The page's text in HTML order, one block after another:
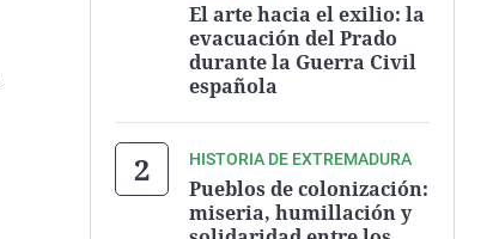
El arte hacia el exilio: la
evacuación del Prado
durante la Guerra Civil
española
HISTORIA DE EXTREMADURA
Pueblos de colonización:
miseria, humillación y